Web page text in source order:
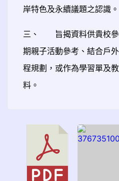
岸特色及永續議題之認識。
三、
旨揭資料供貴校
期親子活動參考、結合戶
程規劃，或作為學習單及
料。